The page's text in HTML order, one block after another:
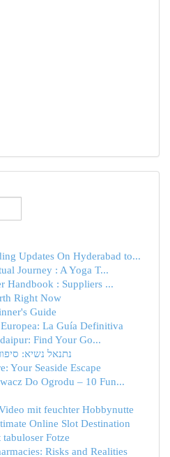
Updates On Hyderabad to...
Journey : A Yoga T...
Handbook : Suppliers ...
Right Now
Guide
La Guía Definitiva
Find Your Go...
נתנאל נשיא:
Your Seaside Escape
Do Ogrodu – 10 Fun...
mit feuchter Hobbynutte
Online Slot Destination
Fotze
Risks and Realities